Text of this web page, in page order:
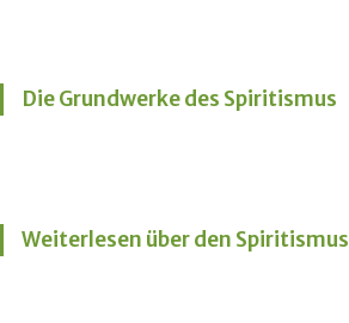
Die Grundwerke des Spiritismus
Weiterlesen über den Spiritismus